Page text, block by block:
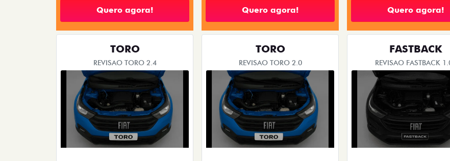
Quero agora! Quero agora! Quero agora!
TORO
REVISAO TORO 2.4
TORO
REVISAO TORO 2.0
FASTBACK
REVISAO FASTBACK